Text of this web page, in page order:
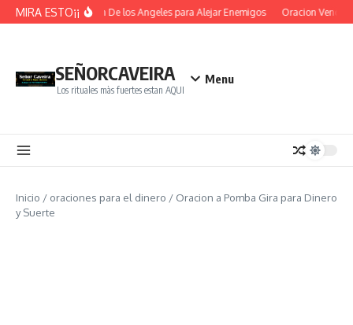
Saltar al contenido
MIRA ESTO¡¡Oracion De los Angeles para Alejar Enemigos Oracion Vence
SEÑORCAVEIRA
Los rituales màs fuertes estan AQUI
Menu
Inicio / oraciones para el dinero / Oracion a Pomba Gira para Dinero
y Suerte